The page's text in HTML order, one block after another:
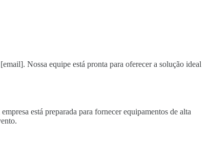
Nossa equipe está pronta para oferecer a solução ideal
está preparada para fornecer equipamentos de alta